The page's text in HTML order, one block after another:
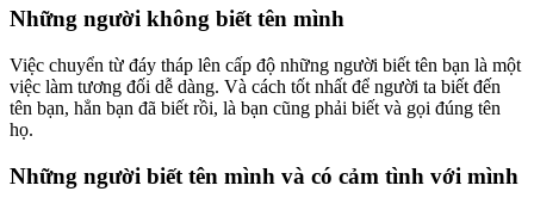
Những người không biết tên mình
Việc chuyển từ đáy tháp lên cấp độ những người biết tên bạn là một
việc làm tương đối dễ dàng. Và cách tốt nhất để người ta biết đến
tên bạn, hẳn bạn đã biết rồi, là bạn cũng phải biết và gọi đúng tên
họ.
Những người biết tên mình và có cảm tình với mình